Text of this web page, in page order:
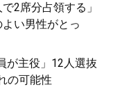
2席分占領する」
い男性がとっ
が主役」12人選抜
の可能性